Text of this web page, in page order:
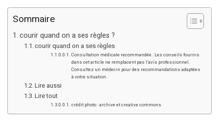
Sommaire
courir quand on a ses règles ?
courir quand on a ses règles
Consultation médicale recommandée : Les conseils fournis
dans cet article ne remplacent pas l’avis professionnel.
Consultez un médecin pour des recommandations adaptées
à votre situation.
Lire aussi
Lire tout
crédit photo : archive et creative commons